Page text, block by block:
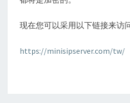
现在您可以采用以下链接来访
https://minisipserver.com/tw/